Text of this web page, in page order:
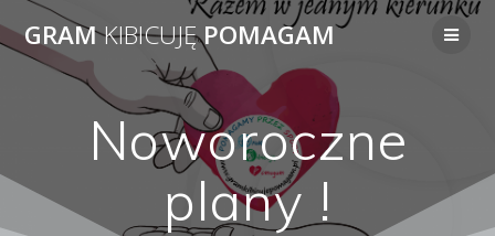
Przejdź
do
GRAMKIBICUJĘPOMAGAM
Noworoczne
plany !